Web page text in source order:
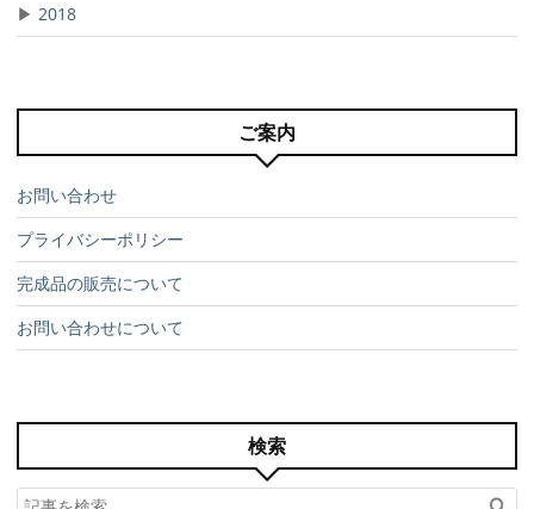
▶ 2018
ご案内
お問い合わせ
プライバシーポリシー
完成品の販売について
お問い合わせについて
検索